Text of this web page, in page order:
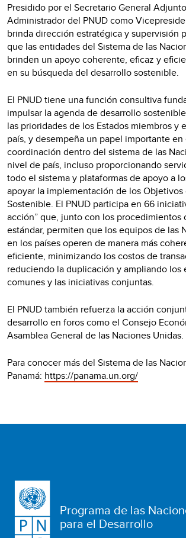
Presidido por el Secretario General
Administrador del PNUD como
brinda dirección estratégica y supervisión
que las entidades del Sistema de las
brinden un apoyo coherente, eficaz y
en su búsqueda del desarrollo sostenible.
El PNUD tiene una función consultiva
impulsar la agenda de desarrollo
las prioridades de los Estados miembros y
país, y desempeña un papel importante
coordinación dentro del sistema de las
nivel de país, incluso proporcionando
todo el sistema y plataformas de apoyo a
apoyar la implementación de los Objetivos
Sostenible. El PNUD participa en 66
acción” que, junto con los procedimientos
estándar, permiten que los equipos de las
en los países operen de manera más
eficiente, minimizando los costos de
reduciendo la duplicación y ampliando los
comunes y las iniciativas conjuntas.
El PNUD también refuerza la acción
desarrollo en foros como el Consejo
Asamblea General de las Naciones Unidas.
Para conocer más del Sistema de las
Panamá: https://panama.un.org/
Programa de las
para el Desarrollo